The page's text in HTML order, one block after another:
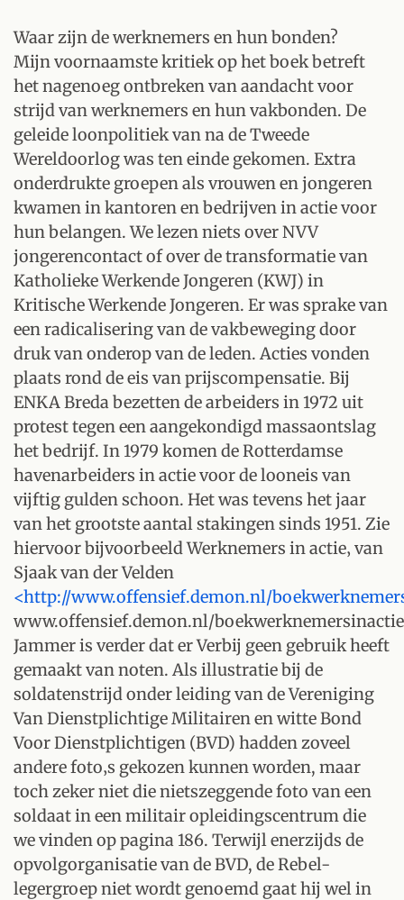
Waar zijn de werknemers en hun bonden?
Mijn voornaamste kritiek op het boek betreft
het nagenoeg ontbreken van aandacht voor
strijd van werknemers en hun vakbonden. De
geleide loonpolitiek van na de Tweede
Wereldoorlog was ten einde gekomen. Extra
onderdrukte groepen als vrouwen en jongeren
kwamen in kantoren en bedrijven in actie voor
hun belangen. We lezen niets over NVV
jongerencontact of over de transformatie van
Katholieke Werkende Jongeren (KWJ) in
Kritische Werkende Jongeren. Er was sprake van
een radicalisering van de vakbeweging door
druk van onderop van de leden. Acties vonden
plaats rond de eis van prijscompensatie. Bij
ENKA Breda bezetten de arbeiders in 1972 uit
protest tegen een aangekondigd massaontslag
het bedrijf. In 1979 komen de Rotterdamse
havenarbeiders in actie voor de looneis van
vijftig gulden schoon. Het was tevens het jaar
van het grootste aantal stakingen sinds 1951. Zie
hiervoor bijvoorbeeld Werknemers in actie‚ van
Sjaak van der Velden
<http://www.offensief.demon.nl/
www.offensief.demon.nl/
Jammer is verder dat er Verbij geen gebruik heeft
gemaakt van noten. Als illustratie bij de
soldatenstrijd onder leiding van de Vereniging
Van Dienstplichtige Militairen en witte Bond
Voor Dienstplichtigen (BVD) hadden zoveel
andere foto‚s gekozen kunnen worden, maar
toch zeker niet die nietszeggende foto van een
soldaat in een militair opleidingscentrum die
we vinden op pagina 186. Terwijl enerzijds de
opvolgorganisatie van de BVD, de Rebel-
legergroep niet wordt genoemd gaat hij wel in